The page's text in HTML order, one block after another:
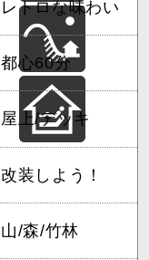
レトロな味わい
都心60分
屋上/デッキ
改装しよう！
山/森/竹林